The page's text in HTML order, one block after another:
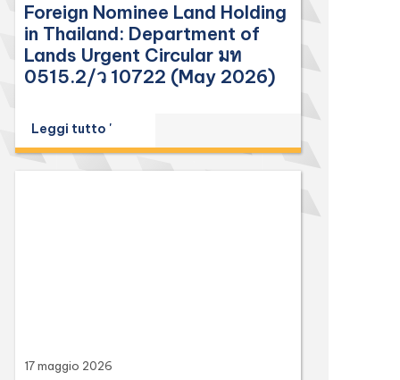
Foreign Nominee Land Holding
in Thailand: Department of
Lands Urgent Circular มท
0515.2/ว 10722 (May 2026)
Leggi tutto '
17 maggio 2026